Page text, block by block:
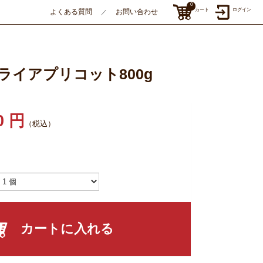
よくある質問 ／ お問い合わせ カート
0
ログイン
イアプリコット800g
円 （税込）
カートに入れる